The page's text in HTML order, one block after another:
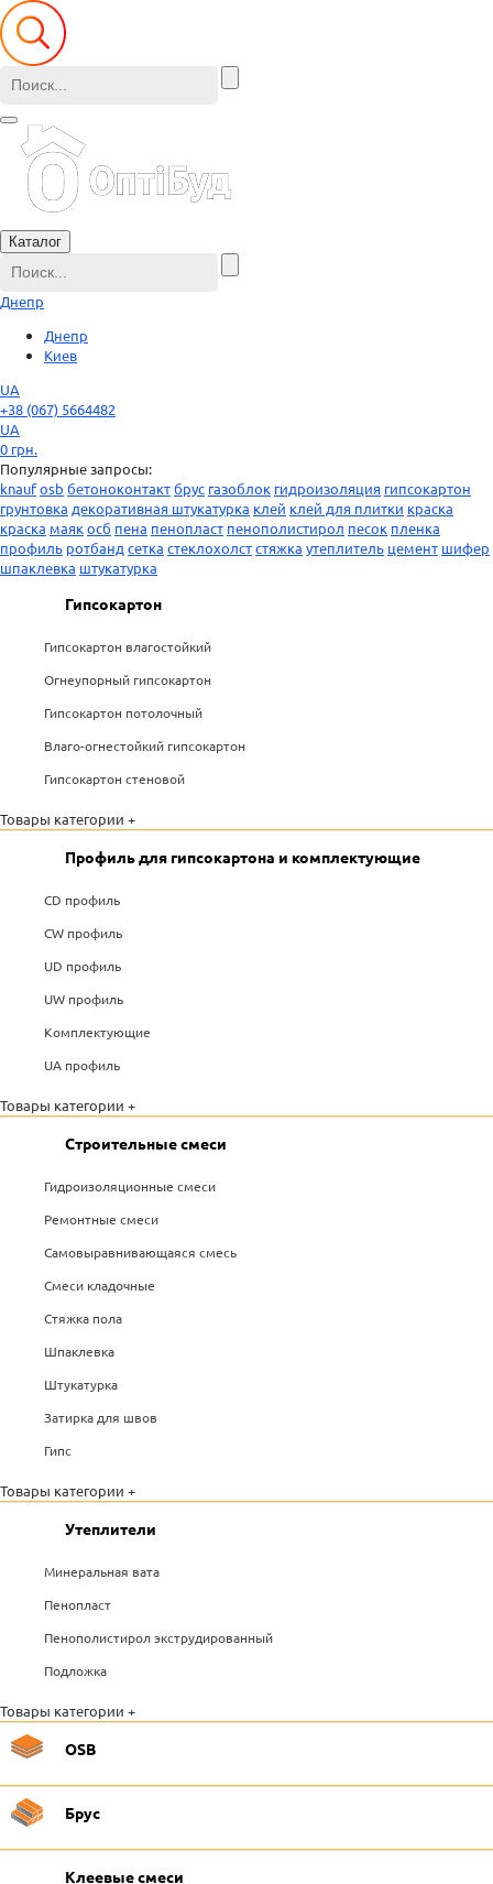
Каталог
Днепр
Днепр
Киев
UA
+38 (067) 5664482
UA
0 грн.
Популярные запросы:
knaufosb бетоноконтактбрус газоблок гидроизоляция гипсокартон
грунтовка декоративная штукатурка клей клей для плитки краска
краска маякосб пена пенопласт пенополистирол песок пленка
профиль ротбанд сетка стеклохолстстяжка утеплитель цемент шифер
шпаклевка штукатурка
Гипсокартон
Гипсокартон влагостойкий
Огнеупорный гипсокартон
Гипсокартон потолочный
Влаго-огнестойкий гипсокартон
Гипсокартон стеновой
Товары категории +
Профиль для гипсокартона и комплектующие
CD профиль
CW профиль
UD профиль
UW профиль
Комплектующие
UA профиль
Товары категории +
Строительные смеси
Гидроизоляционные смеси
Ремонтные смеси
Самовыравнивающаяся смесь
Смеси кладочные
Стяжка пола
Шпаклевка
Штукатурка
Затирка для швов
Гипс
Товары категории +
Утеплители
Минеральная вата
Пенопласт
Пенополистирол экструдированный
Подложка
Товары категории +
OSB
Брус
Клеевые смеси